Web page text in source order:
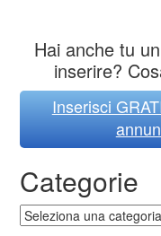
Hai anche tu
inserire?
Inserisci
Categorie
Categorie